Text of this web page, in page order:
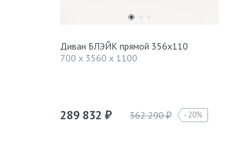
Диван БЛЭЙК прямой 356х110
700 x 3560 x 1100
289 832 ₽ 362 290₽ 20%